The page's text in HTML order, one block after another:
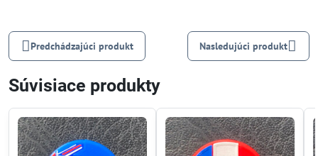
Predchádzajúci produkt Nasledujúci produkt
Súvisiace produkty